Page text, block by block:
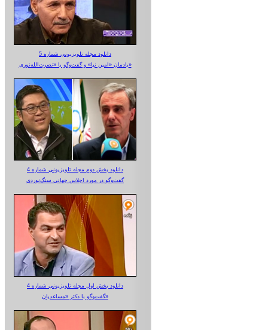
دانلود مجله تلویزیونی شماره 5
یادمان «امین نیا» و گفت‌وگو با «نصرت‌الله‌نوری»
دانلود بخش دوم مجله تلویزیونی شماره 4
گفت‌وگو در مورد اجلاس جهانی سنگ‌نوردی
دانلود بخش اول مجله تلویزیونی شماره 4
گفت‌وگو با دکتر «مساعدیان»